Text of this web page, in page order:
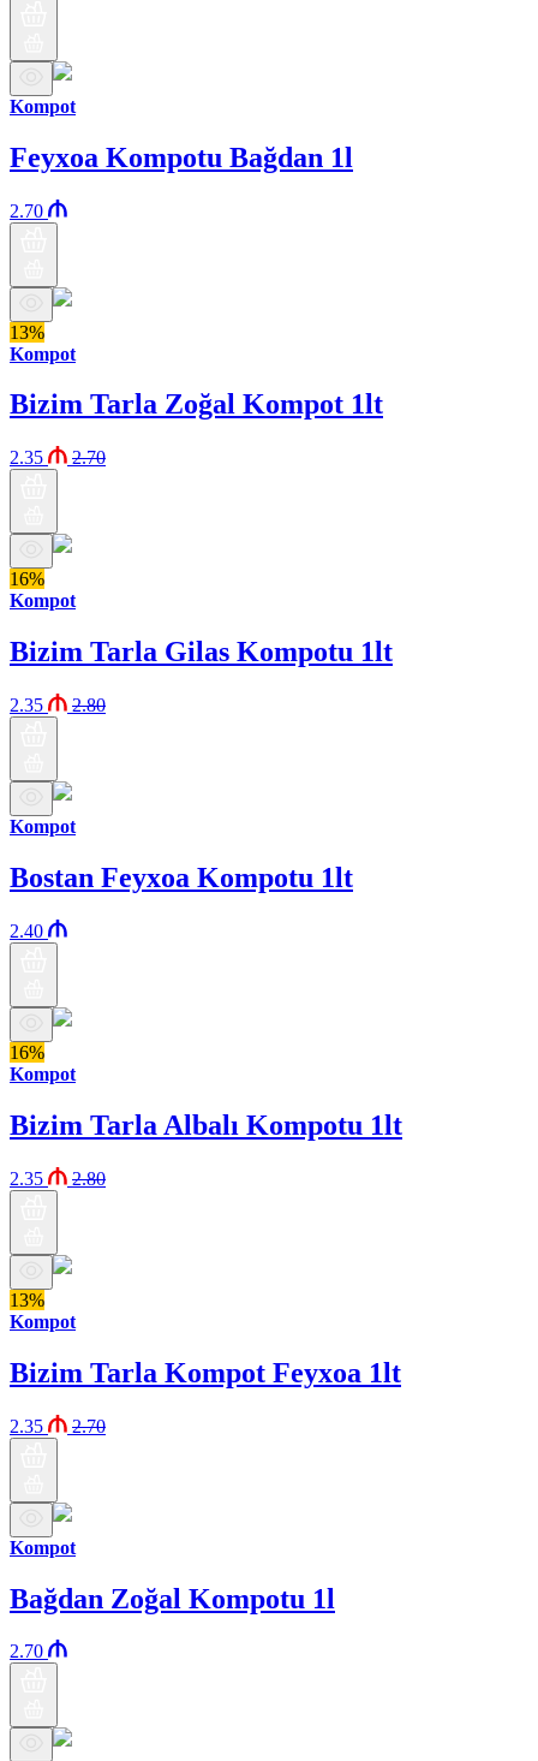
Kompot
Feyxoa Kompotu Bağdan 1l
2.70
13%
Kompot
Bizim Tarla Zoğal Kompot 1lt
2.35 2.70
16%
Kompot
Bizim Tarla Gilas Kompotu 1lt
2.35 2.80
Kompot
Bostan Feyxoa Kompotu 1lt
2.40
16%
Kompot
Bizim Tarla Albalı Kompotu 1lt
2.35 2.80
13%
Kompot
Bizim Tarla Kompot Feyxoa 1lt
2.35 2.70
Kompot
Bağdan Zoğal Kompotu 1l
2.70